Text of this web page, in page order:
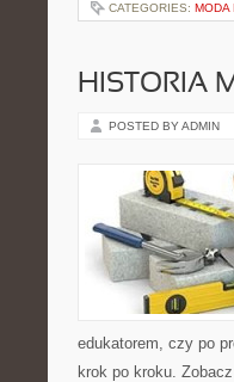
CATEGORIES: MODA
HISTORIA
POSTED BY ADMIN
edukatorem, czy po
krok po kroku.